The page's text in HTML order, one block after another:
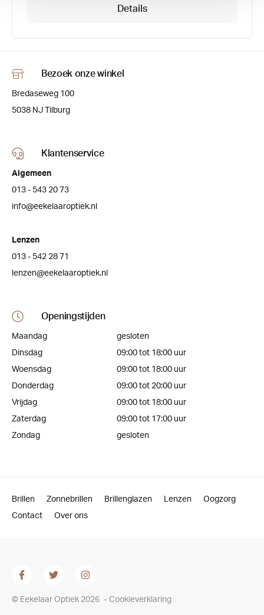
Details
Bezoek onze winkel
Bredaseweg 100
5038 NJ Tilburg
Klantenservice
Algemeen
013 - 543 20 73
info@eekelaaroptiek.nl
Lenzen
013 - 542 28 71
lenzen@eekelaaroptiek.nl
Openingstijden
Maandag
gesloten
Dinsdag
09:00 tot 18:00 uur
Woensdag
09:00 tot 18:00 uur
Donderdag
09:00 tot 20:00 uur
Vrijdag
09:00 tot 18:00 uur
Zaterdag
09:00 tot 17:00 uur
Zondag
gesloten
Brillen Zonnebrillen Brillenglazen Lenzen
Oogzorg
Contact
Over ons
© Eekelaar Optiek 2026 - Cookieverklaring